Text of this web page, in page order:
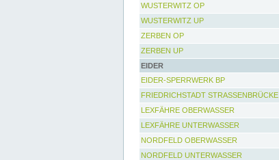
WUSTERWITZ OP
WUSTERWITZ UP
ZERBEN OP
ZERBEN UP
EIDER
EIDER-SPERRWERK BP
FRIEDRICHSTADT STRASSENBRÜCKE
LEXFÄHRE OBERWASSER
LEXFÄHRE UNTERWASSER
NORDFELD OBERWASSER
NORDFELD UNTERWASSER